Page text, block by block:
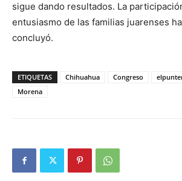
sigue dando resultados. La
entusiasmo de las familias juarenses
concluyó.
ETIQUETAS Chihuahua Congreso
Morena